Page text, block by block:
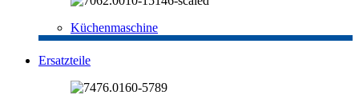
Küchenmaschine
Ersatzteile